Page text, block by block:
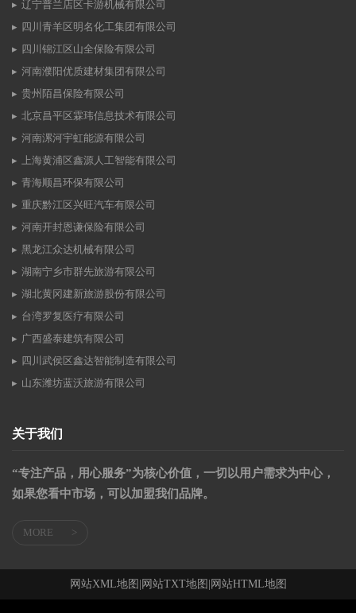
辽宁普兰店区卡游机械有限公司
四川青羊区明名化工集团有限公司
四川锦江区山全保险有限公司
河南濮阳优质建材集团有限公司
贵州陌昌保险有限公司
北京昌平区霖玮信息技术有限公司
河南漯河宇虹能源有限公司
上海黄浦区鑫源人工智能有限公司
青海顺昌环保有限公司
重庆黔江区兴旺汽车有限公司
河南开封恩谦保险有限公司
黑龙江众达机械有限公司
湖南宁乡市群先旅游有限公司
湖北黄冈建新旅游股份有限公司
台湾罗复医疗有限公司
广西盛泰建筑有限公司
四川武侯区鑫达智能制造有限公司
山东潍坊蓝沃旅游有限公司
关于我们
“专注产品，用心服务”为核心价值，一切以用户需求为中心，
如果您看中市场，可以加盟我们品牌。
MORE >
网站XML地图 网站TXT地图 网站HTML地图